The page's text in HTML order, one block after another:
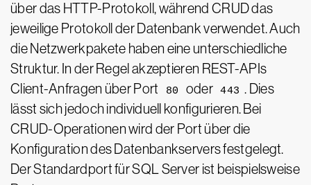
über das HTTP-Protokoll, während CRUD das
jeweilige Protokoll der Datenbank verwendet. Auch
die Netzwerkpakete haben eine unterschiedliche
Struktur. In der Regel akzeptieren REST-APIs
Client-Anfragen über Port
80 oder 443 . Dies
lässt sich jedoch individuell konfigurieren. Bei
CRUD-Operationen wird der Port über die
Konfiguration des Datenbankservers festgelegt.
Der Standardport für SQL Server ist beispielsweise